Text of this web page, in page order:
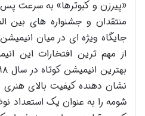
«پیرزن و کبوترها» به سرعت
منتقدان و جشنواره های بین
جایگاه ویژه ای در میان
از مهم ترین افتخارات این
نشان دهنده کیفیت بالای هنری
شومه را به عنوان یک استعداد